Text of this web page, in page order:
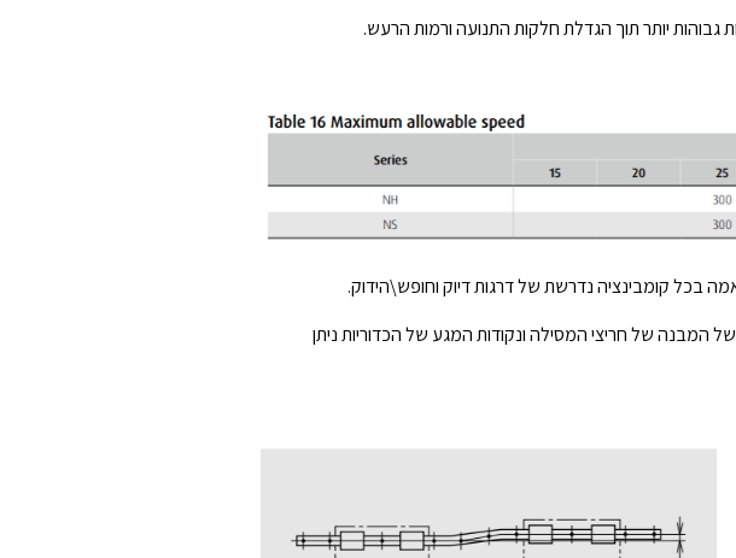
בכל קומבינציה נדרשת של דרגות דיוק וחופש\הידוק.
המבנה של חריצי המסילה ונקודות המגע של הכדוריות ניתן